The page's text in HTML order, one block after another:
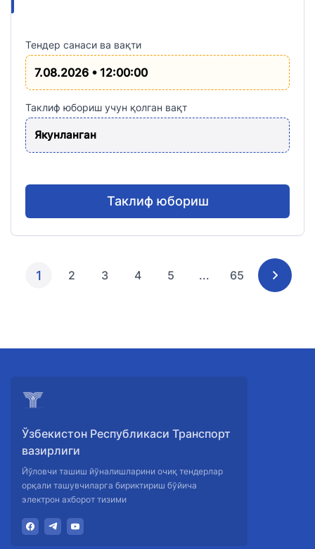
Тендер санаси ва вақти
7.08.2026 • 12:00:00
Таклиф юбориш учун қолган вақт
Якунланган
Таклиф юбориш
1 2 3 4 5 ... 65
Ўзбекистон Республикаси Транспорт
вазирлиги
Йўловчи ташиш йўналишларини очиқ тендерлар
орқали ташувчиларга бириктириш бўйича
электрон ахборот тизими